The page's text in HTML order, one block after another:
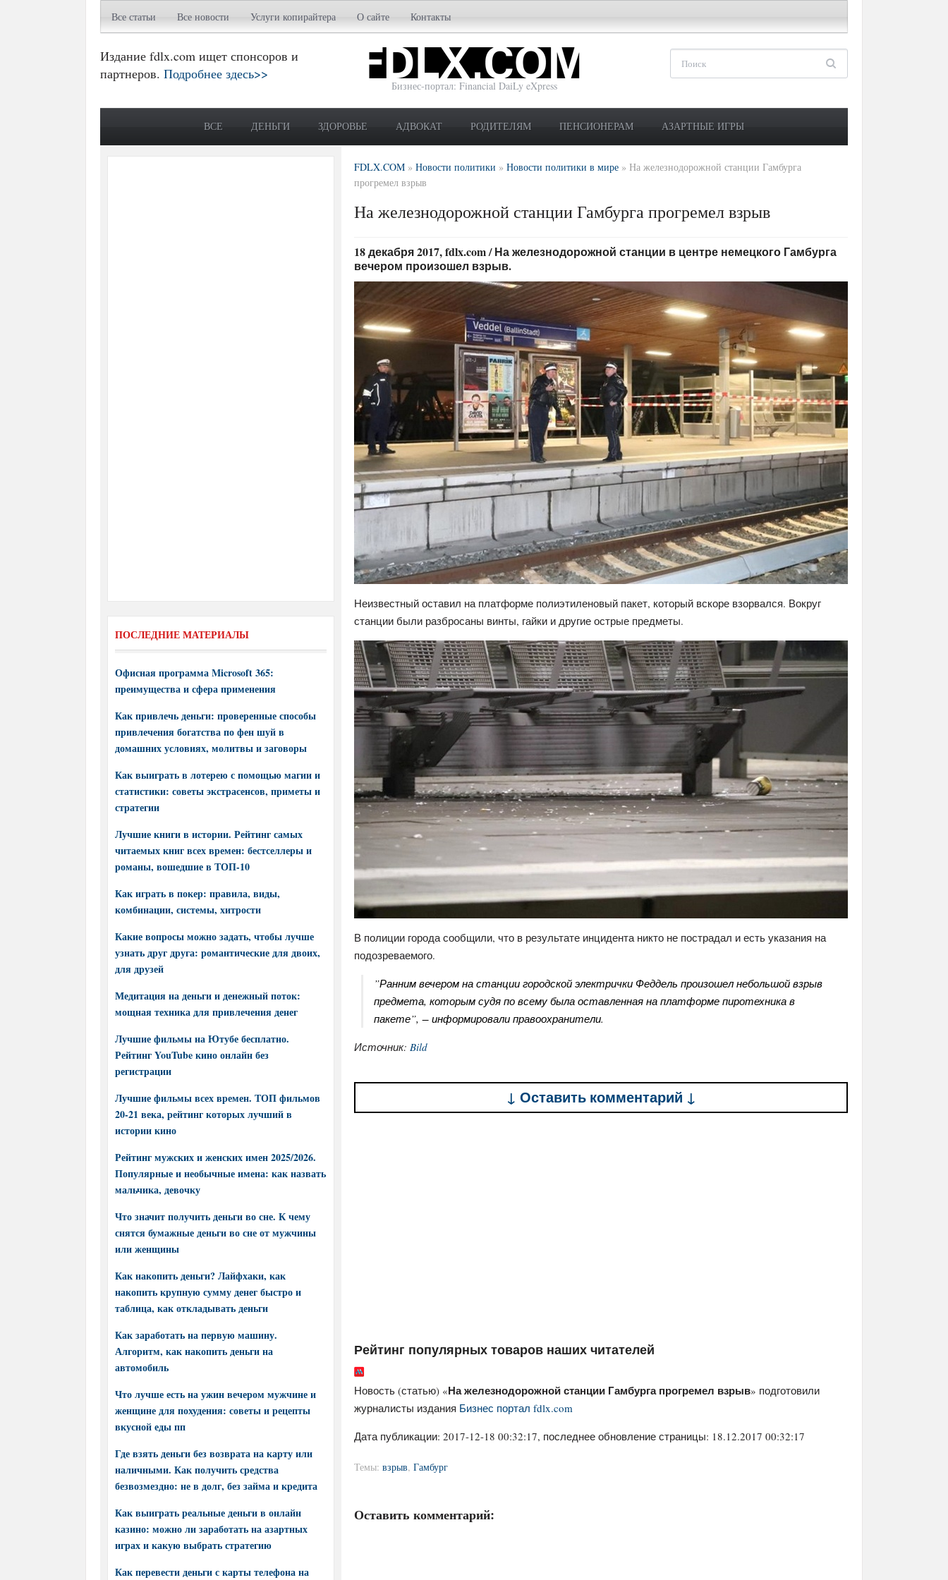
Все статьи Все новости Услуги копирайтера О сайте Контакты
Издание fdlx.com ищет спонсоров и
партнеров. Подробнее здесь>>
Бизнес-портал: Financial DaiLy eXpress
ВСЕ ДЕНЬГИ ЗДОРОВЬЕ АДВОКАТ РОДИТЕЛЯМ ПЕНСИОНЕРАМ АЗАРТНЫЕ ИГРЫ
FDLX.COM » Новости политики » Новости политики в мире » На железнодорожной станции Гамбурга
прогремел взрыв
На железнодорожной станции Гамбурга прогремел взрыв
18 декабря 2017, fdlx.com / На железнодорожной станции в центре немецкого Гамбурга
вечером произошел взрыв.
Неизвестный оставил на платформе полиэтиленовый пакет, который вскоре взорвался. Вокруг
станции были разбросаны винты, гайки и другие острые предметы.
В полиции города сообщили, что в результате инцидента никто не пострадал и есть указания на
подозреваемого.
​”Ранним вечером на станции городской электрички Феддель произошел небольшой взрыв
предмета, которым судя по всему была оставленная на платформе пиротехника в
пакете”, − информировали правоохранители.
Источник: Bild
↓ Оставить комментарий ↓
Рейтинг популярных товаров наших читателей
Новость (статью) «На железнодорожной станции Гамбурга прогремел взрыв» подготовили
журналисты издания Бизнес портал fdlx.com
Дата публикации: 2017-12-18 00:32:17, последнее обновление страницы: 18.12.2017 00:32:17
Темы: взрыв, Гамбург
Оставить комментарий:
ПОСЛЕДНИЕ МАТЕРИАЛЫ
Офисная программа Microsoft 365:
преимущества и сфера применения
Как привлечь деньги: проверенные способы
привлечения богатства по фен шуй в
домашних условиях, молитвы и заговоры
Как выиграть в лотерею с помощью магии и
статистики: советы экстрасенсов, приметы и
стратегии
Лучшие книги в истории. Рейтинг самых
читаемых книг всех времен: бестселлеры и
романы, вошедшие в ТОП-10
Как играть в покер: правила, виды,
комбинации, системы, хитрости
Какие вопросы можно задать, чтобы лучше
узнать друг друга: романтические для двоих,
для друзей
Медитация на деньги и денежный поток:
мощная техника для привлечения денег
Лучшие фильмы на Ютубе бесплатно.
Рейтинг YouTube кино онлайн без
регистрации
Лучшие фильмы всех времен. ТОП фильмов
20-21 века, рейтинг которых лучший в
истории кино
Рейтинг мужских и женских имен 2025/2026.
Популярные и необычные имена: как назвать
мальчика, девочку
Что значит получить деньги во сне. К чему
снятся бумажные деньги во сне от мужчины
или женщины
Как накопить деньги? Лайфхаки, как
накопить крупную сумму денег быстро и
таблица, как откладывать деньги
Как заработать на первую машину.
Алгоритм, как накопить деньги на
автомобиль
Что лучше есть на ужин вечером мужчине и
женщине для похудения: советы и рецепты
вкусной еды пп
Где взять деньги без возврата на карту или
наличными. Как получить средства
безвозмездно: не в долг, без займа и кредита
Как выиграть реальные деньги в онлайн
казино: можно ли заработать на азартных
играх и какую выбрать стратегию
Как перевести деньги с карты телефона на